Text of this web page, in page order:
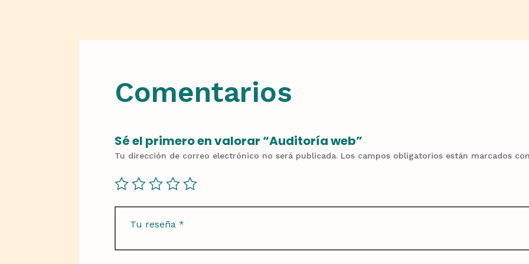
Comentarios
Sé el primero en valorar “Auditoría web”
Tu dirección de correo electrónico no será publicada. Los campos obligatorios están marcados